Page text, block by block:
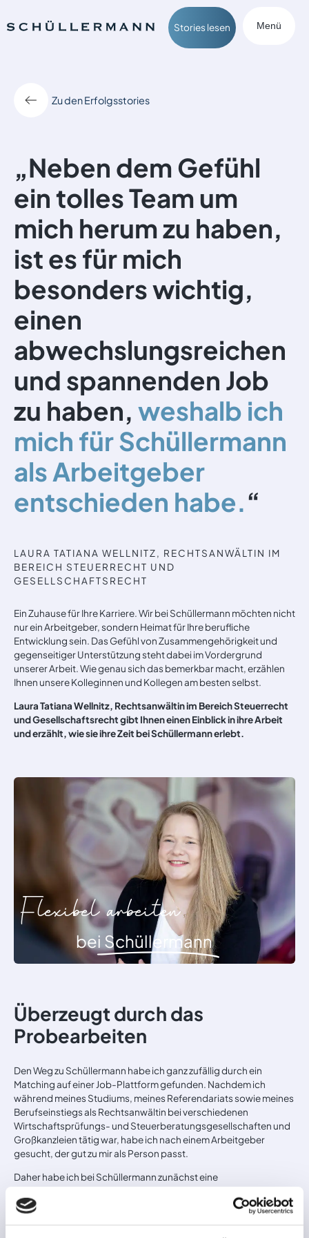
Stories lesen Menü
Zu den Erfolgsstories
„Neben dem Gefühl
ein tolles Team um
mich herum zu haben,
ist es für mich
besonders wichtig,
einen
abwechslungsreichen
und spannenden Job
zu haben, weshalb ich
mich für Schüllermann
als Arbeitgeber
entschieden habe.“
LAURA TATIANA WELLNITZ, RECHTSANWÄLTIN IM
BEREICH STEUERRECHT UND
GESELLSCHAFTSRECHT
Ein Zuhause für Ihre Karriere. Wir bei Schüllermann möchten nicht
nur ein Arbeitgeber, sondern Heimat für Ihre berufliche
Entwicklung sein. Das Gefühl von Zusammengehörigkeit und
gegenseitiger Unterstützung steht dabei im Vordergrund
unserer Arbeit. Wie genau sich das bemerkbar macht, erzählen
Ihnen unsere Kolleginnen und Kollegen am besten selbst.
Laura Tatiana Wellnitz, Rechtsanwältin im Bereich Steuerrecht
und Gesellschaftsrecht gibt Ihnen einen Einblick in ihre Arbeit
und erzählt, wie sie ihre Zeit bei Schüllermann erlebt.
Flexibel arbeiten
bei Schüllermann
Überzeugt durch das
Probearbeiten
Den Weg zu Schüllermann habe ich ganz zufällig durch ein
Matching auf einer Job-Plattform gefunden. Nachdem ich
während meines Studiums, meines Referendariats sowie meines
Berufseinstiegs als Rechtsanwältin bei verschiedenen
Wirtschaftsprüfungs- und Steuerberatungsgesellschaften und
Großkanzleien tätig war, habe ich nach einem Arbeitgeber
gesucht, der gut zu mir als Person passt.
Daher habe ich bei Schüllermann zunächst eine
Kolleginnen und Kollegen und die Arbeit, die mich erwarten
würde, kennenlernen konnte. Neben dem Gefühl ein tolles Team